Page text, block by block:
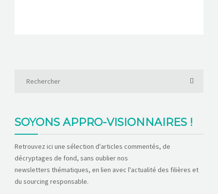
SOYONS APPRO-VISIONNAIRES !
Retrouvez ici une sélection d'articles commentés, de
décryptages de fond, sans oublier nos
newsletters thématiques, en lien avec l'actualité des filières et
du sourcing responsable.